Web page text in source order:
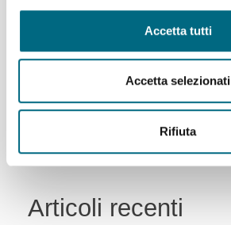
Accetta tutti
Accetta selezionati
Rifiuta
Per saperne di più
Precedente 3
Articoli recenti